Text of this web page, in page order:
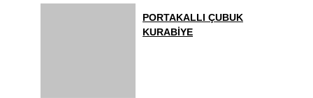
PORTAKALLI ÇUBUK
KURABİYE